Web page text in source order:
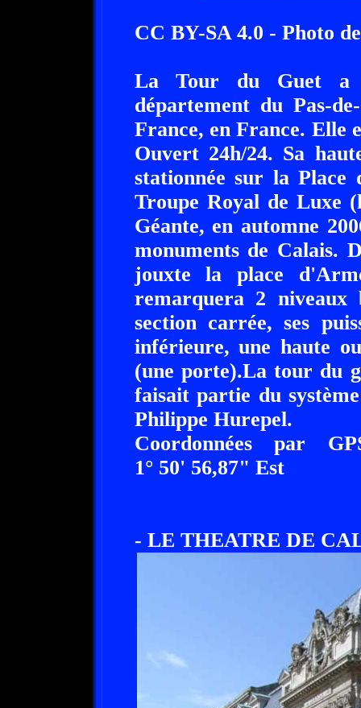
CC BY-SA 4.0 - Photo
La Tour du Guet a
département du Pas-
France, en France. Elle
Ouvert 24h/24. Sa
stationnée sur la
Troupe Royal de Luxe
Géante, en automne
monuments de Calais.
jouxte la place
remarquera 2
section carrée, ses
inférieure, une haute
(une porte).La tour du
faisait partie du
Philippe Hurepel.
Coordonnées par
1° 50' 56,87" Est
- LE THEATRE DE